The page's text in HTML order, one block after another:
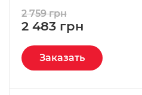
2 483 грн
2 759 грн
Заказать